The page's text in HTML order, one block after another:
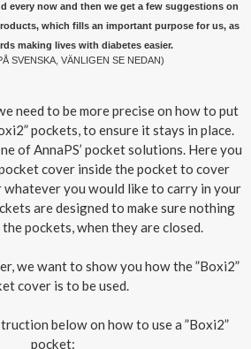
every now and then we get a few suggestions on
which fills an important purpose for us, as
making lives with diabetes easier.
SVENSKA, VÄNLIGEN SE NEDAN)
need to be more precise on how to put
pockets, to ensure it stays in place.
of AnnaPS’ pocket solutions. Here you
cover inside the pocket to cover
whatever you would like to carry in your
are designed to make sure nothing
pockets, when they are closed.
we want to show you how the ”Boxi2”
cover is to be used.
below on how to use a ”Boxi2”
pocket: